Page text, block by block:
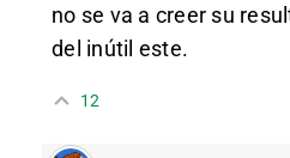
no se va a creer su
del inútil este.
12